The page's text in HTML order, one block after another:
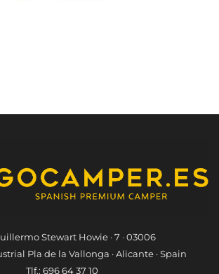
Stewart Howie · 7 · 03006
Pla de la Vallonga · Alicante · Spain
Tlf.: 696 64 37 10